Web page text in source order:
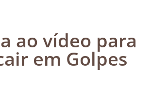
ao vídeo para
em Golpes